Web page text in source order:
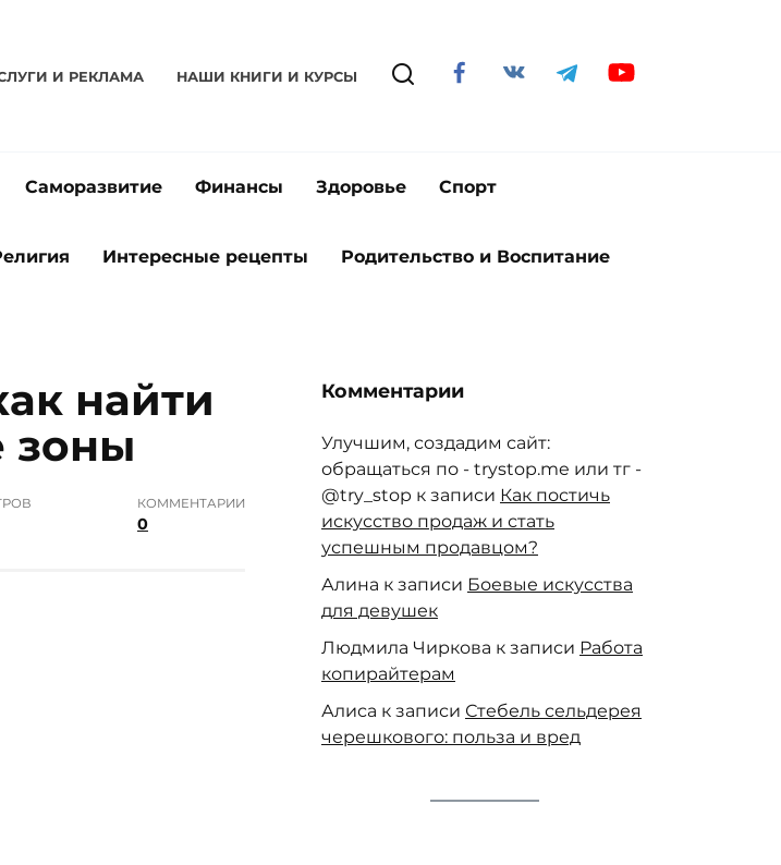
И РЕКЛАМА НАШИ КНИГИ И КУРСЫ
Саморазвитие Финансы Здоровье Спорт
Интересные рецепты Родительство и Воспитание
найти
зоны
КОММЕНТАРИИ
0
Комментарии
Улучшим, создадим сайт:
обращаться по - trystop.me или тг -
@try_stop к записи Как постичь
искусство продаж и стать
успешным продавцом?
Алина к записи Боевые искусства
для девушек
Людмила Чиркова к записи Работа
копирайтерам
Алиса к записи Стебель сельдерея
черешкового: польза и вред